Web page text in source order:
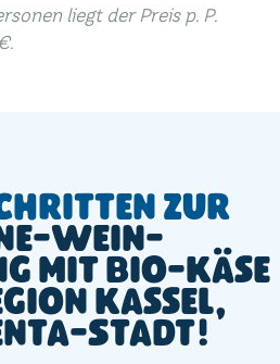
liegt der Preis p. P.
zur
Wein-
mit Bio-Käse
Kassel,
Stadt!